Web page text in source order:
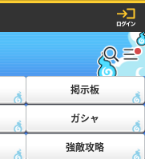
掲示板
ガシャ
強敵攻略